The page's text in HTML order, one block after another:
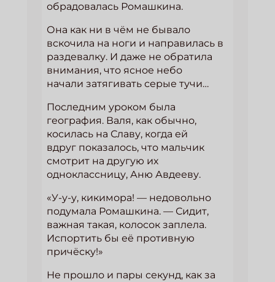
обрадовалась Ромашкина.
Она как ни в чём не бывало
вскочила на ноги и направилась в
раздевалку. И даже не обратила
внимания, что ясное небо
начали затягивать серые тучи…
Последним уроком была
география. Валя, как обычно,
косилась на Славу, когда ей
вдруг показалось, что мальчик
смотрит на другую их
одноклассницу, Аню Авдееву.
«У-у-у, кикимора! — недовольно
подумала Ромашкина. — Сидит,
важная такая, колосок заплела.
Испортить бы её противную
причёску!»
Не прошло и пары секунд, как за